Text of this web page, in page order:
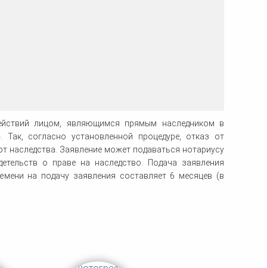
лицом, являющимся прямым наследником в
согласно установленной процедуре, отказ от
наследства. Заявление может подаваться нотариусу
о праве на наследство. Подача заявления
на подачу заявления составляет 6 месяцев (в